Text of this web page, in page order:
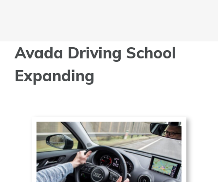
Avada Driving School
Expanding